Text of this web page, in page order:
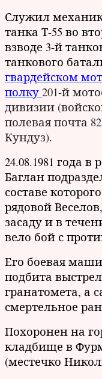
Служил
танка Т-55 во
взводе 3-й
танкового
гвардейском
полку 201-й
дивизии
полевая почта
Кундуз).
24.08.1981 года в
Баглан
составе
рядовой
засаду и в
вело бой с
Его боевая
подбита
гранатомета, а
смертельное
Похоронен на
кладбище в
(местечко